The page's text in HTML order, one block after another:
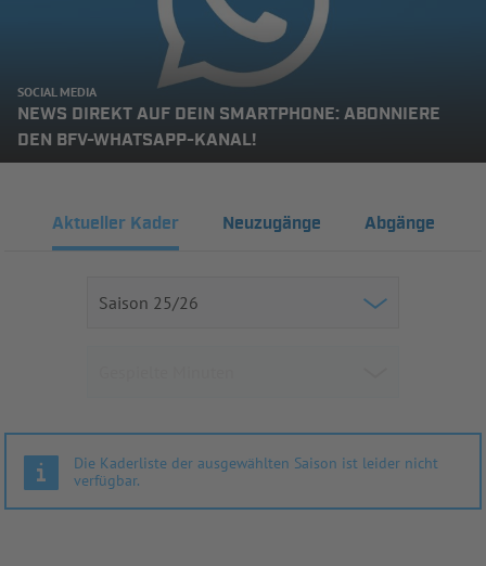
SOCIAL MEDIA
NEWS DIREKT AUF DEIN SMARTPHONE: ABONNIERE
DEN BFV-WHATSAPP-KANAL!
Aktueller Kader Neuzugänge Abgänge
Die Kaderliste der ausgewählten Saison ist leider nicht
verfügbar.